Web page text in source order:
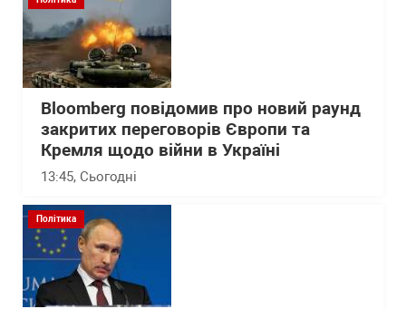
Bloomberg повідомив про новий раунд
закритих переговорів Європи та
Кремля щодо війни в Україні
13:45, Сьогодні
Політика